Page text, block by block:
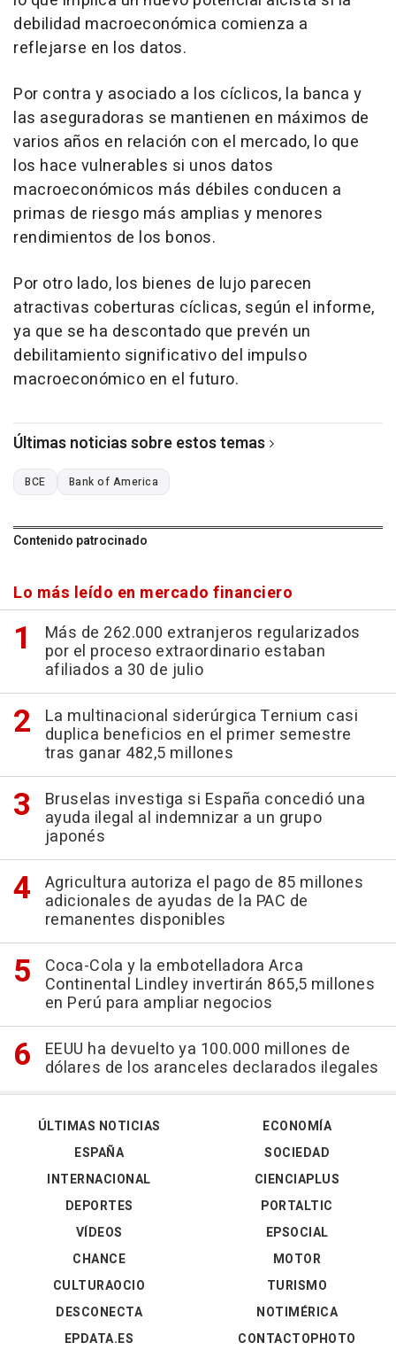
debilidad macroeconómica comienza a
reflejarse en los datos.
Por contra y asociado a los cíclicos, la banca y
las aseguradoras se mantienen en máximos de
varios años en relación con el mercado, lo que
los hace vulnerables si unos datos
macroeconómicos más débiles conducen a
primas de riesgo más amplias y menores
rendimientos de los bonos.
Por otro lado, los bienes de lujo parecen
atractivas coberturas cíclicas, según el informe,
ya que se ha descontado que prevén un
debilitamiento significativo del impulso
macroeconómico en el futuro.
Últimas noticias sobre estos temas
BCE Bank of America
Contenido patrocinado
Lo más leído en mercado financiero
Más de 262.000 extranjeros regularizados
por el proceso extraordinario estaban
afiliados a 30 de julio
La multinacional siderúrgica Ternium casi
duplica beneficios en el primer semestre
tras ganar 482,5 millones
Bruselas investiga si España concedió una
ayuda ilegal al indemnizar a un grupo
japonés
Agricultura autoriza el pago de 85 millones
adicionales de ayudas de la PAC de
remanentes disponibles
Coca-Cola y la embotelladora Arca
Continental Lindley invertirán 865,5 millones
en Perú para ampliar negocios
EEUU ha devuelto ya 100.000 millones de
dólares de los aranceles declarados ilegales
ÚLTIMAS NOTICIAS
ESPAÑA
INTERNACIONAL
DEPORTES
VÍDEOS
ECONOMÍA
SOCIEDAD
CIENCIAPLUS
PORTALTIC
EPSOCIAL
CHANCE
CULTURAOCIO
DESCONECTA
EPDATA.ES
MOTOR
TURISMO
NOTIMÉRICA
CONTACTOPHOTO